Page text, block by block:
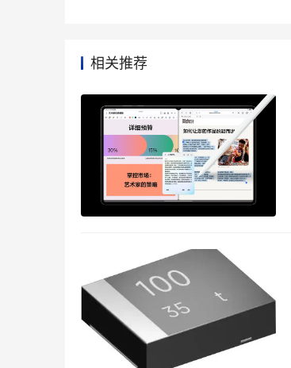
相关推荐